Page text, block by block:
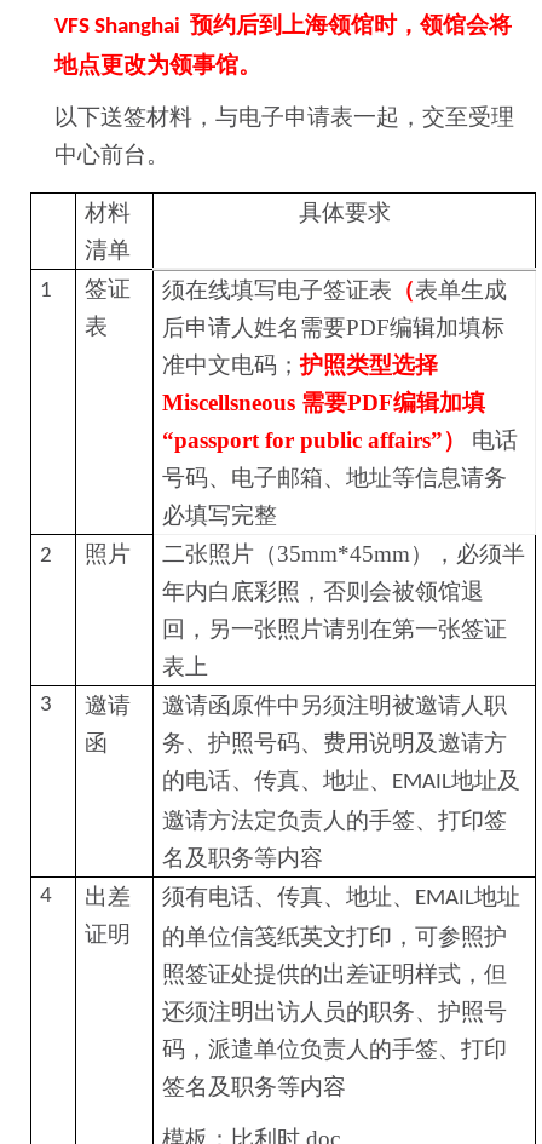
VFS Shanghai 预约后到上海领馆时，领馆会将
地点更改为领事馆。
以下送签材料，与电子申请表一起，交至受理
中心前台。
材料
清单
具体要求
1
签证
表
须在线填写电子签证表 （表单生成
后申请人姓名需要PDF编辑加填标
准中文电码；护照类型选择
Miscellsneous 需要PDF编辑加填
“passport for public affairs”） 电话
号码、电子邮箱、地址等信息请务
必填写完整
2 照片
二张照片（35mm*45mm），必须半
年内白底彩照，否则会被领馆退
回，另一张照片请别在第一张签证
表上
3
邀请
函
邀请函原件中另须注明被邀请人职
务、护照号码、费用说明及邀请方
的电话、传真、地址、
EMAIL地址及
邀请方法定负责人的手签、打印签
名及职务等内容
4
出差
证明
须有电话、传真、地址、 EMAIL地址
的单位信笺纸英文打印，可参照护
照签证处提供的出差证明样式，但
还须注明出访人员的职务、护照号
码，派遣单位负责人的手签、打印
签名及职务等内容
模板： 比利时.doc